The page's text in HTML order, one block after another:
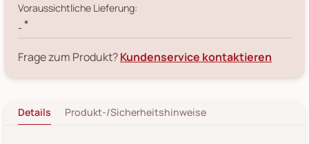
Voraussichtliche Lieferung:
- *
Frage zum Produkt?Kundenservice kontaktieren
Details Produkt-/Sicherheitshinweise